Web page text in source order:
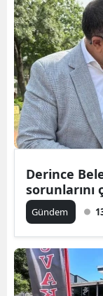
Derince
sorunlarını
Gündem